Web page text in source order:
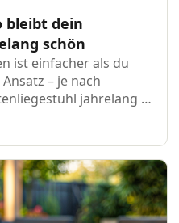
bleibt dein
schön
ist einfacher als du
– je nach
jahrelang in